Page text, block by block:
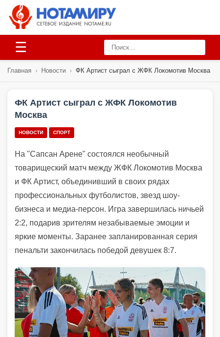
☰
Главная › Новости › ФК Артист сыграл с ЖФК Локомотив Москва
ФК Артист сыграл с ЖФК Локомотив
Москва
НОВОСТИ СПОРТ
На "Сапсан Арене" состоялся необычный
товарищеский матч между ЖФК Локомотив Москва
и ФК Артист, объединивший в своих рядах
профессиональных футболистов, звезд шоу-
бизнеса и медиа-персон. Игра завершилась ничьей
2:2, подарив зрителям незабываемые эмоции и
яркие моменты. Заранее запланированная серия
пенальти закончилась победой девушек 8:7.